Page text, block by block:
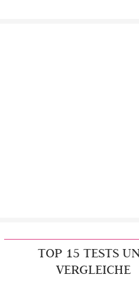
TOP 15 TESTS
VERGLEICHE